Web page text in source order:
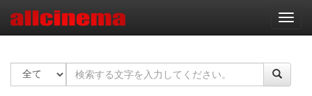
ナ
ビ
ー
ョ